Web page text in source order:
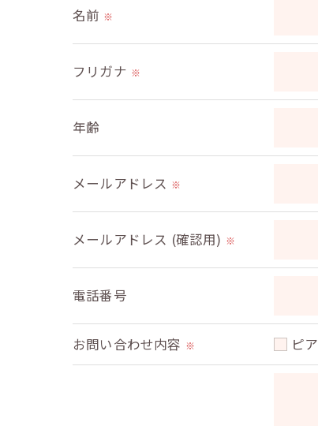
これらの委託先に対しては個人情報
＜個人情報の安全管理＞
当社では、個人情報の漏洩等がなさ
＜個人情報の開示･訂正・削除･利用
当社では、お客様の個人情報の開示･
ご本人である事を確認のうえ、対応
個人情報の開示･訂正･削除・利用停
名前 ※
フリガナ ※
年齢
メールアドレス ※
メールアドレス (確認用) ※
電話番号
お問い合わせ内容 ※ ピ